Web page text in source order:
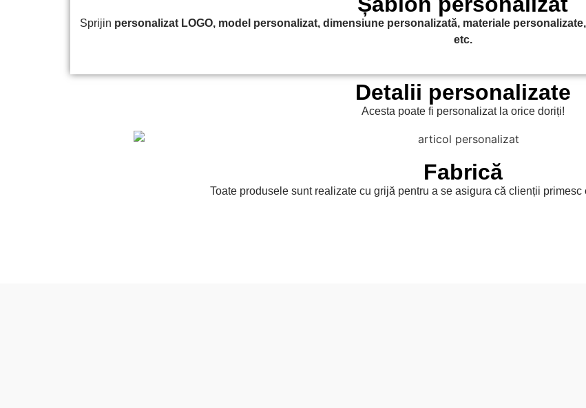
Sprijin personalizat LOGO, model personalizat, dimensiune personalizată, materiale
etc.
Detalii personalizate
Acesta poate fi personalizat la orice doriți!
Fabrică
Toate produsele sunt realizate cu grijă pentru a se asigura că clienții